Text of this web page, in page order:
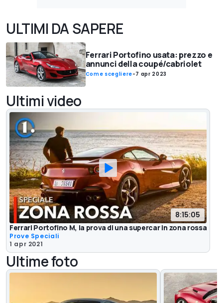
ULTIMI DA SAPERE
Ferrari Portofino usata: prezzo e
annunci della coupé/cabriolet
Come scegliere-7 apr 2023
Ultimi video
8:15:05
Ferrari Portofino M, la prova di una supercar in zona rossa
Prove Speciali
1 apr 2021
Ultime foto